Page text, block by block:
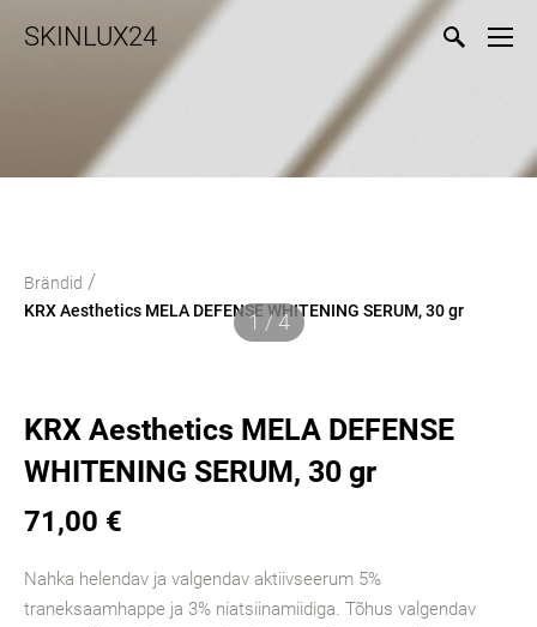
SKINLUX24
Brändid /
KRX Aesthetics MELA DEFENSE WHITENING SERUM, 30 gr
1 / 4
KRX Aesthetics MELA DEFENSE
WHITENING SERUM, 30 gr
71,00 €
Nahka helendav ja valgendav aktiivseerum 5%
traneksaamhappe ja 3% niatsiinamiidiga. Tõhus valgendav